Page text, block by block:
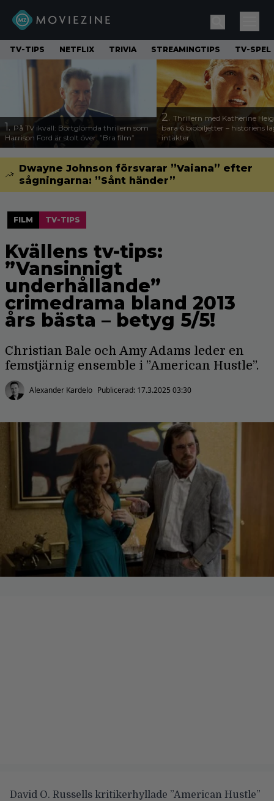
TV-TIPS NETFLIX TRIVIA STREAMINGTIPS TV-SPEL
1. På TV ikväll: Bortglömda thrillern som
Harrison Ford är stolt över: ”Bra film”
2. Thrillern med Katherine
bara 6 biobiljetter – historiens
intäkter
Dwayne Johnson försvarar ”Vaiana” efter
sågningarna: ”Sånt händer”
FILM TV-TIPS
Kvällens tv-tips:
”Vansinnigt
underhållande”
crimedrama bland 2013
års bästa – betyg 5/5!
Christian Bale och Amy Adams leder en
femstjärnig ensemble i ”American Hustle”.
Alexander Kardelo Publicerad: 17.3.2025 03:30
David O. Russells kritikerhyllade ”American Hustle”